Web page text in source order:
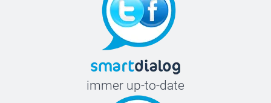
immer up-to-date